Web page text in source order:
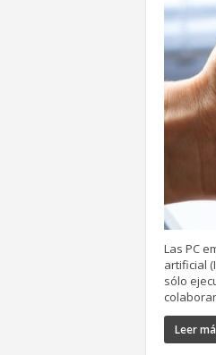
Las PC
artificial
sólo
Leer